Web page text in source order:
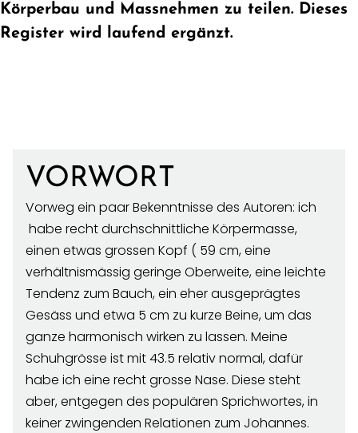
Körperbau und Massnehmen zu teilen. Dieses
Register wird laufend ergänzt.
VORWORT
Vorweg ein paar Bekenntnisse des Autoren: ich
habe recht durchschnittliche Körpermasse,
einen etwas grossen Kopf ( 59 cm, eine
verhältnismässig geringe Oberweite, eine leichte
Tendenz zum Bauch, ein eher ausgeprägtes
Gesäss und etwa 5 cm zu kurze Beine, um das
ganze harmonisch wirken zu lassen. Meine
Schuhgrösse ist mit 43.5 relativ normal, dafür
habe ich eine recht grosse Nase. Diese steht
aber, entgegen des populären Sprichwortes, in
keiner zwingenden Relationen zum Johannes.